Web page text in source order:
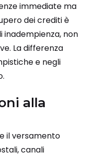
immediate ma
dei crediti è
inadempienza, non
La differenza
e negli
alla
il versamento
canali